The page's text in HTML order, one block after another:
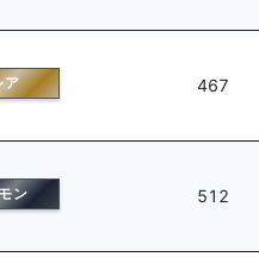
ア 467
ン 512